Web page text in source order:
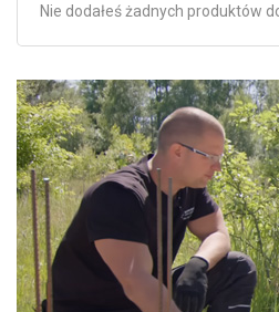
Nie dodałeś żadnych produktów